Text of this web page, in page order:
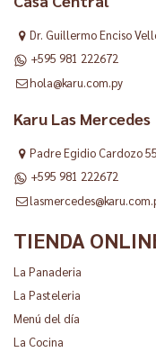
Dr. Guillermo Enciso
+595 981 222672
hola@karu.com.py
Karu Las Mercedes
Padre Egidio Cardozo
+595 981 222672
TIENDA
La Panaderia
La Pasteleria
Menú del día
La Cocina